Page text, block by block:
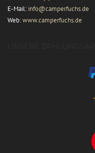
E-Mail: info@camperfuchs.de
Web:www.camperfuchs.de